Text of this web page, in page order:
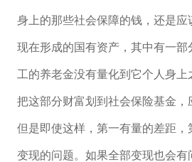
身上的那些社会保障的钱，还是应
现在形成的国有资产，其中有一部
工的养老金没有量化到它个人身上
把这部分财富划到社会保险基金，
但是即使这样，第一有量的差距，
变现的问题。如果全部变现也会